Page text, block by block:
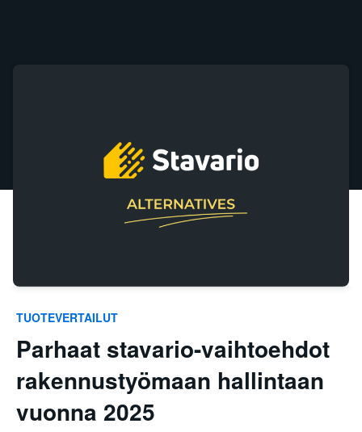
TUOTEVERTAILUT
Parhaat stavario-vaihtoehdot
rakennustyömaan hallintaan
vuonna 2025